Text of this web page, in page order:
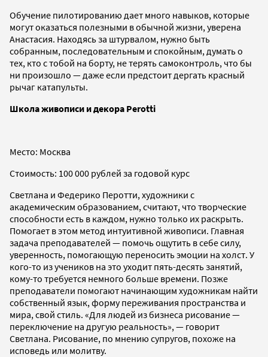
Обучение пилотированию дает много навыков, которые
могут оказаться полезными в обычной жизни, уверена
Анастасия. Находясь за штурвалом, нужно быть
собранным, последовательным и спокойным, думать о
тех, кто с тобой на борту, не терять самоконтроль, что бы
ни произошло — даже если предстоит дергать красный
рычаг катапульты.
Школа живописи и декора Perotti
Место: Москва
Стоимость: 100 000 рублей за годовой курс
Светлана и Федерико Перотти, художники с
академическим образованием, считают, что творческие
способности есть в каждом, нужно только их раскрыть.
Помогает в этом метод интуитивной живописи. Главная
задача преподавателей — помочь ощутить в себе силу,
уверенность, помогающую переносить эмоции на холст. У
кого-то из учеников на это уходит пять-десять занятий,
кому-то требуется немного больше времени. Позже
преподаватели помогают начинающим художникам найти
собственный язык, форму переживания пространства и
мира, свой стиль. «Для людей из бизнеса рисование —
переключение на другую реальность», — говорит
Светлана. Рисование, по мнению супругов, похоже на
исповедь или молитву.